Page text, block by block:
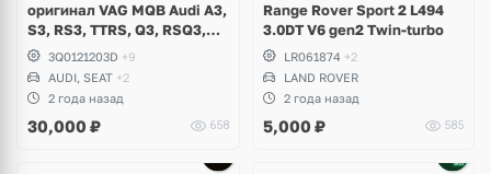
оригинал VAG MQB Audi A3,
S3, RS3, TTRS, Q3, RSQ3,
Volkswagen Tiguan 2,
Allspace, Arteon, Passat B8,
Multivan, Transporter T6,
Skoda Kodiaq, Karoq,
Superb
3Q0121203D +9
AUDI, SEAT +2
2 года назад
30,000 ₽ 658
Range Rover Sport 2 L494
3.0DT V6 gen2 Twin-turbo
LR061874 +2
LAND ROVER
2 года назад
5,000 ₽ 585